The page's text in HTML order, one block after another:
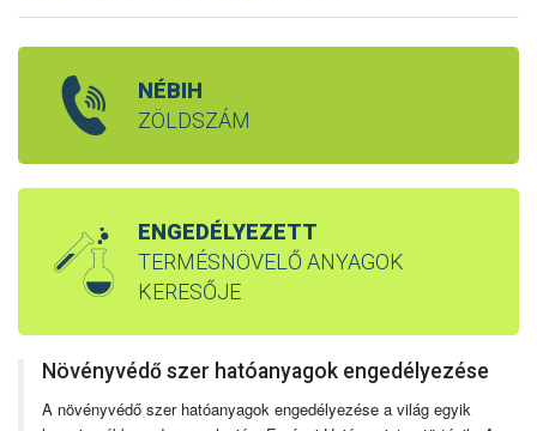
NÉBIH
ZÖLDSZÁM
ENGEDÉLYEZETT
TERMÉSNÖVELŐ ANYAGOK
KERESŐJE
Növényvédő szer hatóanyagok engedélyezése
A növényvédő szer hatóanyagok engedélyezése a világ egyik